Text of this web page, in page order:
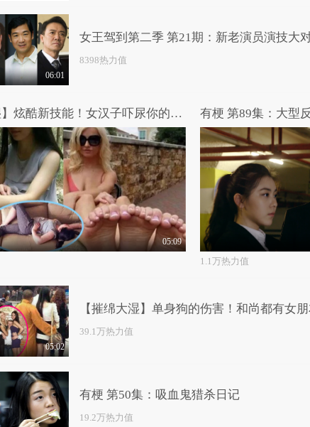
06:01
女王驾到第二季 第21期：新老演员演技大
8398热力值
【摧绵大湿】炫酷新技能！女汉子吓尿你的独门秘籍
05:09
有梗 第89集：大型
1.1万热力值
05:02
【摧绵大湿】单身狗的伤害！和尚都有女
39.1万热力值
有梗 第50集：吸血鬼猎杀日记
19.2万热力值